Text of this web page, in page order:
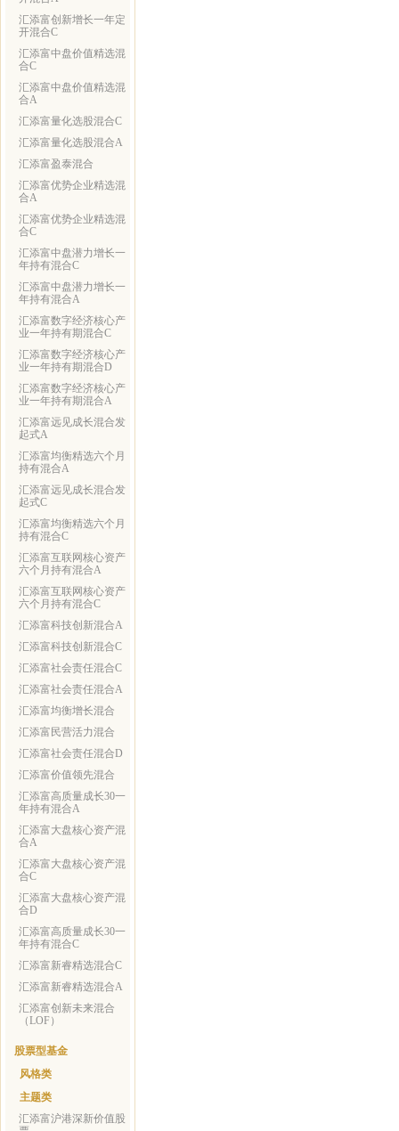
汇添富创新增长一年定
开混合C
汇添富中盘价值精选混
合C
汇添富中盘价值精选混
合A
汇添富量化选股混合C
汇添富量化选股混合A
汇添富盈泰混合
汇添富优势企业精选混
合A
汇添富优势企业精选混
合C
汇添富中盘潜力增长一
年持有混合C
汇添富中盘潜力增长一
年持有混合A
汇添富数字经济核心产
业一年持有期混合C
汇添富数字经济核心产
业一年持有期混合D
汇添富数字经济核心产
业一年持有期混合A
汇添富远见成长混合发
起式A
汇添富均衡精选六个月
持有混合A
汇添富远见成长混合发
起式C
汇添富均衡精选六个月
持有混合C
汇添富互联网核心资产
六个月持有混合A
汇添富互联网核心资产
六个月持有混合C
汇添富科技创新混合A
汇添富科技创新混合C
汇添富社会责任混合C
汇添富社会责任混合A
汇添富均衡增长混合
汇添富民营活力混合
汇添富社会责任混合D
汇添富价值领先混合
汇添富高质量成长30一
年持有混合A
汇添富大盘核心资产混
合A
汇添富大盘核心资产混
合C
汇添富大盘核心资产混
合D
汇添富高质量成长30一
年持有混合C
汇添富新睿精选混合C
汇添富新睿精选混合A
汇添富创新未来混合
（LOF）
股票型基金
风格类
主题类
汇添富沪港深新价值股